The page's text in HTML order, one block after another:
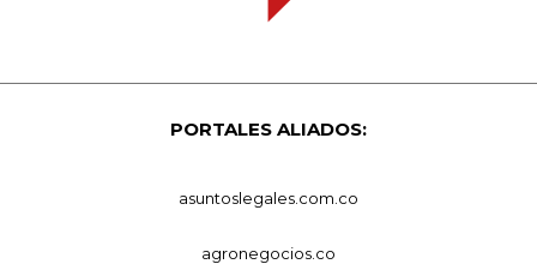
PORTALES ALIADOS:
asuntoslegales.com.co
agronegocios.co